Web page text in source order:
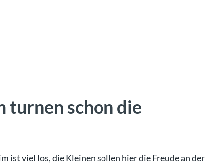
turnen schon die
ist viel los, die Kleinen sollen hier die Freude an der